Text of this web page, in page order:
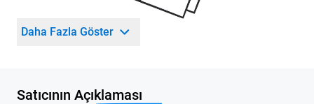
Daha Fazla Göster
Satıcının Açıklaması